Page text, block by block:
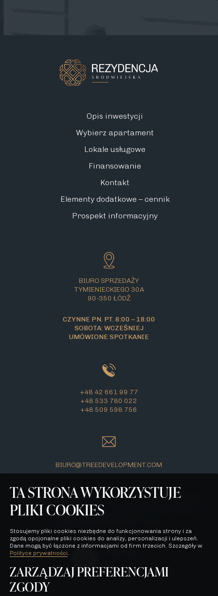
Opis inwestycji
Wybierz apartament
Lokale usługowe
Finansowanie
Kontakt
Elementy dodatkowe – cennik
Prospekt informacyjny
BIURO SPRZEDAŻY
TYMIENIECKIEGO 30A
90-350 ŁÓDŹ
CZYNNE PN. PT. 8:00 – 18:00
SOBOTA: WCZEŚNIEJ
UMÓWIONE SPOTKANIE
+48 42 661 99 77
+48 533 780 022
+48 509 598 756
BIURO@TREEDEVELOPMENT.COM
Wszelkie prezentowane na stronie materiały mają jedynie
charakter poglądowy i stanowią jedynie zaproszenie do
zawarcia umowy, o której mowa w ART. 71 K.C. oraz nie
TA STRONA WYKORZYSTUJE
PLIKI COOKIES
Stosujemy pliki cookies niezbędne do funkcjonowania strony i za
zgodą opcjonalne pliki cookies do analizy, personalizacji i ulepszeń.
Dane mogą być łączone z informacjami od firm trzecich. Szczegóły w
Polityce prywatności
ZARZĄDZAJ PREFERENCJAMI
ZGODY